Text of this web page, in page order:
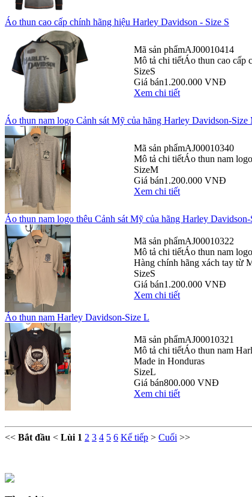
Áo thun cao cấp chính hãng hiệu Harley Davidson - Size S
Mã sản phẩmAJ00010414
Mô tả chi tiếtÁo thun cao cấp
SizeS
Giá bán1.200.000 VNĐ
Xem chi tiết
Áo thun nam logo Cảnh sát Mỹ của hãng Harley Davidson-Size
Mã sản phẩmAJ00010340
Mô tả chi tiếtÁo thun nam
SizeM
Giá bán1.200.000 VNĐ
Xem chi tiết
Áo thun nam logo thêu Cảnh sát Mỹ của hãng Harley Davidson-
Mã sản phẩmAJ00010322
Mô tả chi tiếtÁo thun nam
Hàng chính hãng xách tay từ
SizeS
Giá bán1.200.000 VNĐ
Xem chi tiết
Áo thun nam Harley Davidson-Size L
Mã sản phẩmAJ00010321
Mô tả chi tiếtÁo thun nam
Made in Honduras
SizeL
Giá bán800.000 VNĐ
Xem chi tiết
<< Bắt đầu < Lùi 1 2 3 4 5 6 Kế tiếp > Cuối >>